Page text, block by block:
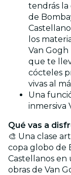
tendrás
de
los
Van
que te
cócteles
vivas al
Una
inmersiva
Qué vas a
🎨 Una clase
copa globo de
Castellanos
obras de Van